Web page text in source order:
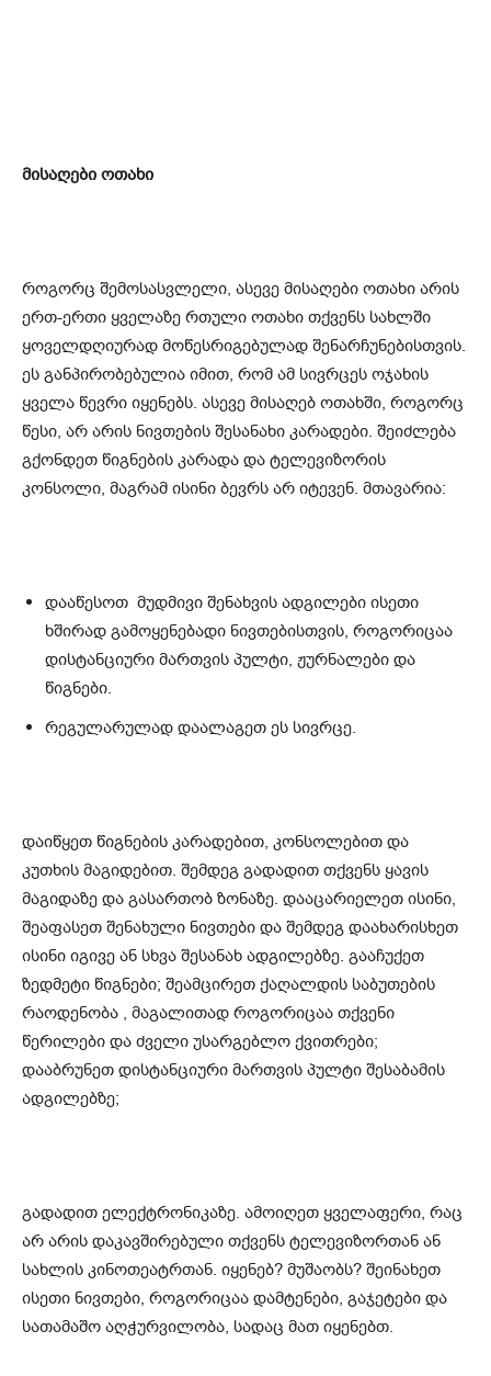
მისაღები ოთახი
როგორც შემოსასვლელი, ასევე მისაღები ოთახი არის
ერთ-ერთი ყველაზე რთული ოთახი თქვენს სახლში
ყოველდღიურად მოწესრიგებულად შენარჩუნებისთვის.
ეს განპირობებულია იმით, რომ ამ სივრცეს ოჯახის
ყველა წევრი იყენებს. ასევე მისაღებ ოთახში, როგორც
წესი, არ არის ნივთების შესანახი კარადები. შეიძლება
გქონდეთ წიგნების კარადა და ტელევიზორის
კონსოლი, მაგრამ ისინი ბევრს არ იტევენ. მთავარია:
დააწესოთ მუდმივი შენახვის ადგილები ისეთი
ხშირად გამოყენებადი ნივთებისთვის, როგორიცაა
დისტანციური მართვის პულტი, ჟურნალები და
წიგნები.
რეგულარულად დაალაგეთ ეს სივრცე.
დაიწყეთ წიგნების კარადებით, კონსოლებით და
კუთხის მაგიდებით. შემდეგ გადადით თქვენს ყავის
მაგიდაზე და გასართობ ზონაზე. დააცარიელეთ ისინი,
შეაფასეთ შენახული ნივთები და შემდეგ დაახარისხეთ
ისინი იგივე ან სხვა შესანახ ადგილებზე. გააჩუქეთ
ზედმეტი წიგნები; შეამცირეთ ქაღალდის საბუთების
რაოდენობა , მაგალითად როგორიცაა თქვენი
წერილები და ძველი უსარგებლო ქვითრები;
დააბრუნეთ დისტანციური მართვის პულტი შესაბამის
ადგილებზე;
გადადით ელექტრონიკაზე. ამოიღეთ ყველაფერი, რაც
არ არის დაკავშირებული თქვენს ტელევიზორთან ან
სახლის კინოთეატრთან. იყენებ? მუშაობს? შეინახეთ
ისეთი ნივთები, როგორიცაა დამტენები, გაჯეტები და
სათამაშო აღჭურვილობა, სადაც მათ იყენებთ.